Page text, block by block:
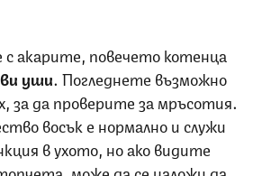
акарите, повечето котенца
уши. Погледнете възможно
за да проверите за мръсотия.
восък е нормално и служи
в ухото, но ако видите
може да се наложи да